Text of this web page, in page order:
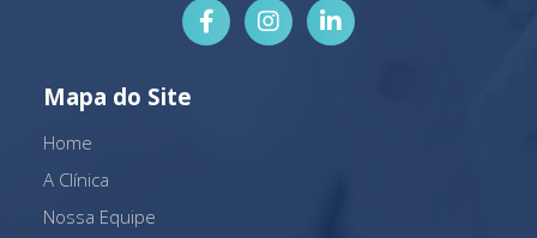
Mapa do Site
Home
A Clínica
Nossa Equipe